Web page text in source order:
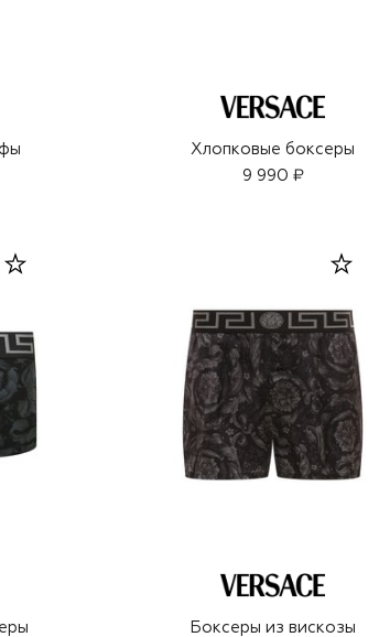
Хлопковые боксеры
9 990 ₽
Боксеры из вискозы